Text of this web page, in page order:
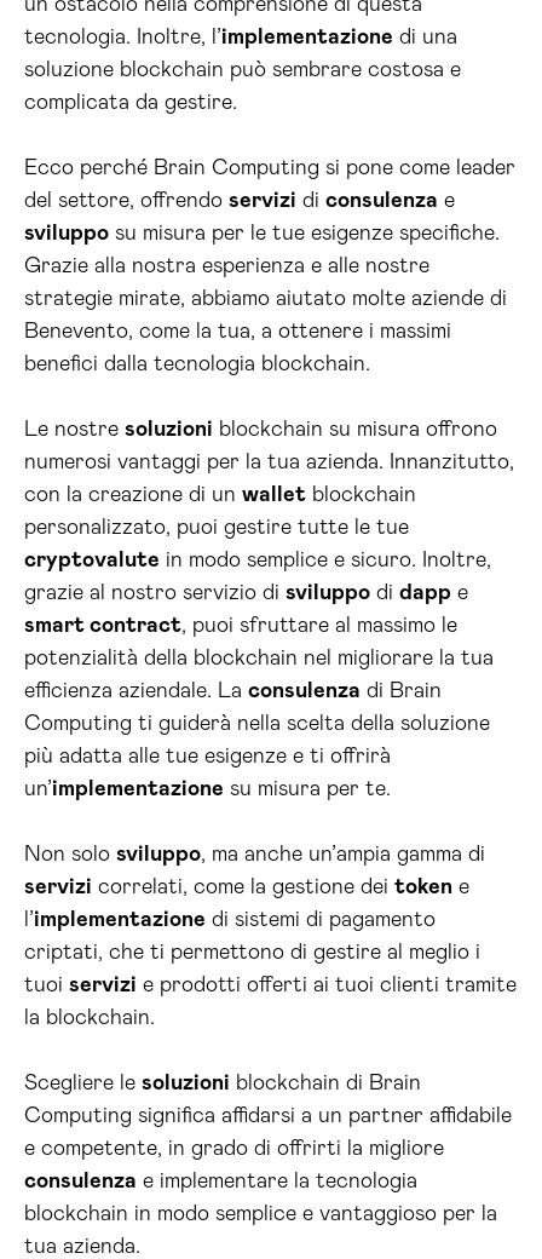
un ostacolo nella comprensione di questa
tecnologia. Inoltre, l’implementazione di una
soluzione blockchain può sembrare costosa e
complicata da gestire.
Ecco perché Brain Computing si pone come leader
del settore, offrendo servizi di consulenza e
sviluppo su misura per le tue esigenze specifiche.
Grazie alla nostra esperienza e alle nostre
strategie mirate, abbiamo aiutato molte aziende di
Benevento, come la tua, a ottenere i massimi
benefici dalla tecnologia blockchain.
Le nostre soluzioni blockchain su misura offrono
numerosi vantaggi per la tua azienda. Innanzitutto,
con la creazione di un wallet blockchain
personalizzato, puoi gestire tutte le tue
cryptovalute in modo semplice e sicuro. Inoltre,
grazie al nostro servizio di sviluppo di dapp e
smart contract, puoi sfruttare al massimo le
potenzialità della blockchain nel migliorare la tua
efficienza aziendale. La consulenza di Brain
Computing ti guiderà nella scelta della soluzione
più adatta alle tue esigenze e ti offrirà
un’implementazione su misura per te.
Non solo sviluppo, ma anche un’ampia gamma di
servizi correlati, come la gestione dei token e
l’implementazione di sistemi di pagamento
criptati, che ti permettono di gestire al meglio i
tuoi servizi e prodotti offerti ai tuoi clienti tramite
la blockchain.
Scegliere le soluzioni blockchain di Brain
Computing significa affidarsi a un partner affidabile
e competente, in grado di offrirti la migliore
consulenza e implementare la tecnologia
blockchain in modo semplice e vantaggioso per la
tua azienda.